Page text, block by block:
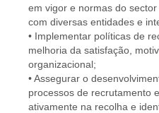
em vigor e normas do
com diversas entidades e
• Implementar políticas de
melhoria da satisfação,
organizacional;
• Assegurar o
processos de recrutamento
ativamente na recolha e